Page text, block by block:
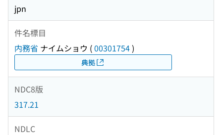
jpn
件名標目
内務省 ナイムショウ (00301754)
典拠
NDC8版
317.21
NDLC